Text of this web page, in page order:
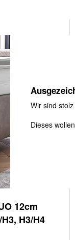
Wir sind
Dieses
12cm
H3/H4